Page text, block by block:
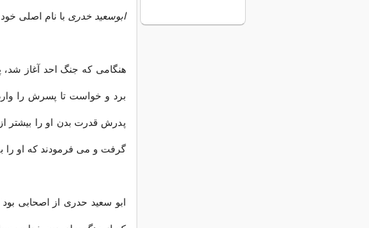
ابوسعید خدری با نام اصلی
هنگامی که جنگ احد آغاز شد،
پدرش قدرت بدن او را بیشتر
گرفت و می فرمودند که او را به
ابو سعید حدری از اصحابی